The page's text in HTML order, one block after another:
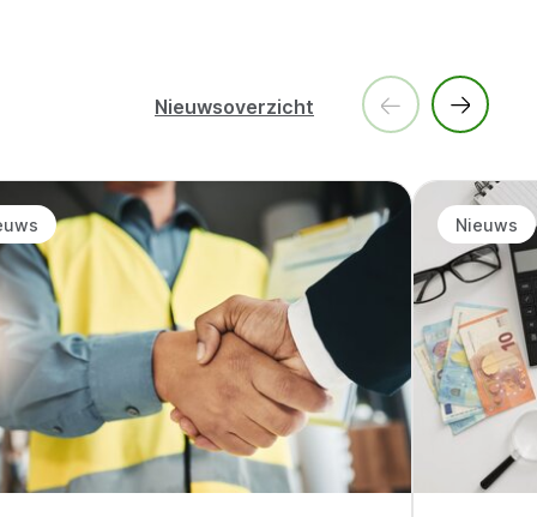
Nieuwsoverzicht
Nieuws